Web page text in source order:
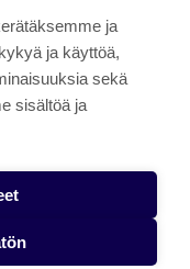
ja
ja käyttöä,
sekä
sisältöä ja